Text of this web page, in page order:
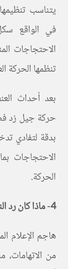
يتناسب
في الواقع
الاحتجاجات
تنظمها الحركة
بعد أحداث
حركة جيل زد
بدقة لتفادي
الاحتجاجات
الحركة.
4- ماذا كان رد النظام؟
من الاتهامات،